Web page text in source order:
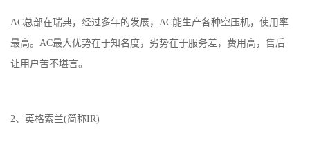
AC总部在瑞典，经过多年的发展，AC能生产各种空压机，使用率
最高。AC最大优势在于知名度，劣势在于服务差，费用高，售后
让用户苦不堪言。
2、英格索兰(简称IR)